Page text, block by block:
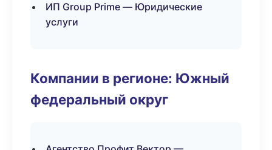
ИП Group Prime — Юридические
услуги
Компании в регионе: Южный
федеральный округ